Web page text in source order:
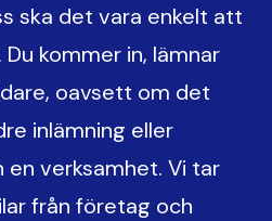
ska det vara enkelt att
kommer in, lämnar
oavsett om det
inlämning eller
verksamhet. Vi tar
från företag och